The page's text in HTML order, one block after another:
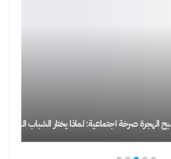
اجتماعية: لماذا يختار الشباب المغاربة…